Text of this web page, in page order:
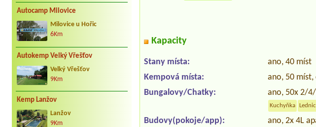
Autocamp Milovice
Milovice u Hořic
6Km
Autokemp Velký Vřešťov
Velký Vřešťov
9Km
Kemp Lanžov
Lanžov
9Km
Kapacity
Stany místa:
ano, 40 míst
Kempová místa:
ano, 50 míst,
Bungalovy/Chatky:
ano, 50x 2/
Kuchyňka
Budovy(pokoje/app): ano, 2x 4L